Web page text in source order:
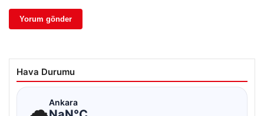
Hava Durumu
☁Ankara